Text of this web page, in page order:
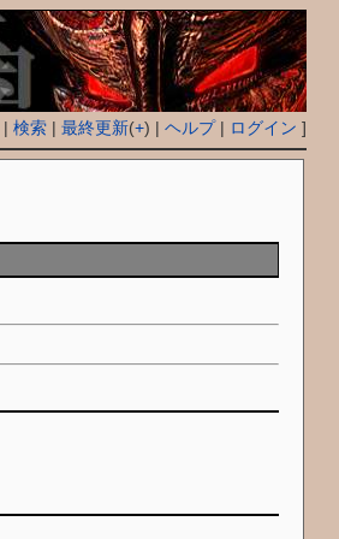
|検索 |最終更新(+) |ヘルプ| ログイン ]